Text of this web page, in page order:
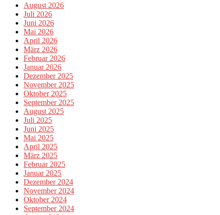
August 2026
Juli 2026
Juni 2026
Mai 2026
April 2026
März 2026
Februar 2026
Januar 2026
Dezember 2025
November 2025
Oktober 2025
September 2025
August 2025
Juli 2025
Juni 2025
Mai 2025
April 2025
März 2025
Februar 2025
Januar 2025
Dezember 2024
November 2024
Oktober 2024
September 2024